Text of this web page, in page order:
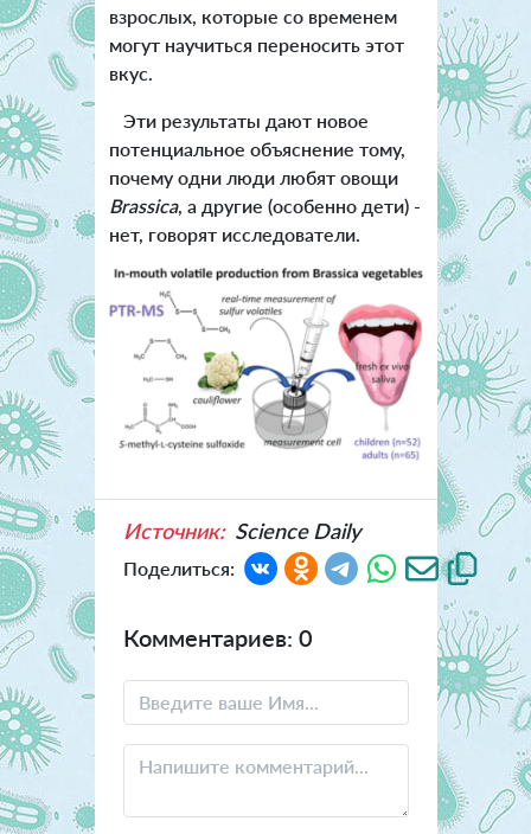
взрослых, которые со временем
могут научиться переносить этот
вкус.
Эти результаты дают новое
потенциальное объяснение тому,
почему одни люди любят овощи
Brassica, а другие (особенно дети) -
нет, говорят исследователи.
Источник: Science Daily
Поделиться:
Комментариев: 0